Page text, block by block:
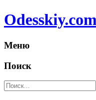
Меню
Поиск